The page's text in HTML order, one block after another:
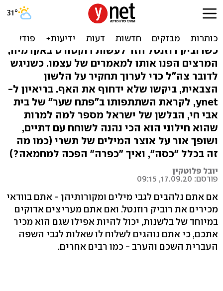
"כבלשן, הכוח שלי יותר גדול
כשרוביק רוזנטל חזר לעשות דוקטורט באקדמיה,
המרצים הפנו אותו למאמרים של עצמו. כשניגש
לדובר צה"ל כדי לערוך תחקיר על הלשון
הצבאית, ביקשו שלא ידחוף את האף. בריאיון ל-
ynet, לקראת השתתפותו ב"פתח שער" של בית
אבי חי, הבלשן של ישראל מספר למה למרות
שהוא חילוני הוא הכי נהנה לשוחח עם דתיים,
ושופך אור על אוצר המילים של תשרי (כמו מה
זה בכלל "כסה", ואיך "כפרה" הפכה למחמאה?)
יובל פלוטקין
פורסם: 17.09.20, 09:15
אם אתם נלהבים לגבי מילים ומקורותיהן - אתם בוודאי
מכירים את רוביק רוזנטל. ואם אתם מעריצים אדוקים
במיוחד של בלשנות, יכול להיות אפילו שגם הוא מכיר
אתכם, כי אתם נוהגים לשלוח לו שאלות לגבי השפה
העברית השכם והערב - כמו רבים אחרים.